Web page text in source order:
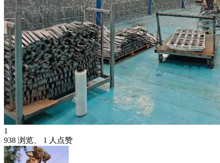
1
938 浏览、 1 人点赞